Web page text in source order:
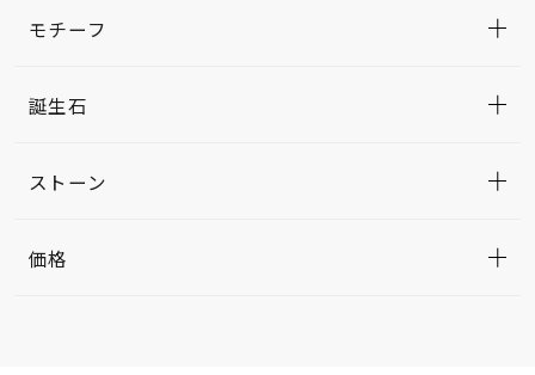
モチーフ
誕生石
ストーン
価格